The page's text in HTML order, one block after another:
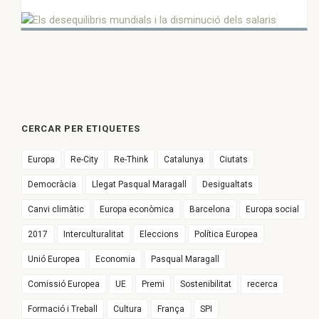
CERCAR PER ETIQUETES
Europa Re-City Re-Think Catalunya Ciutats
Democràcia Llegat Pasqual Maragall Desigualtats
Canvi climàtic Europa econòmica Barcelona Europa social
2017 Interculturalitat Eleccions Política Europea
Unió Europea Economia Pasqual Maragall
Comissió Europea UE Premi Sostenibilitat recerca
Formació i Treball Cultura França SPI